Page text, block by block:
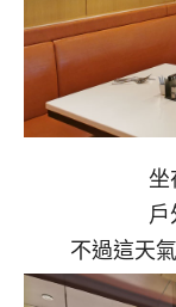
坐
戶
不過這天